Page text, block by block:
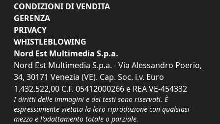
CONDIZIONI DI VENDITA
GERENZA
PRIVACY
WHISTLEBLOWING
Nord Est Multimedia S.p.a.
Nord Est Multimedia S.p.a. - Via Alessandro Poerio,
34, 30171 Venezia (VE). Cap. Soc. i.v. Euro
1.432.522,00 C.F. 05412000266 e REA VE-454332
I diritti delle immagini e dei testi sono riservati. È
espressamente vietata la loro riproduzione con qualsiasi
mezzo e l'adattamento totale o parziale.